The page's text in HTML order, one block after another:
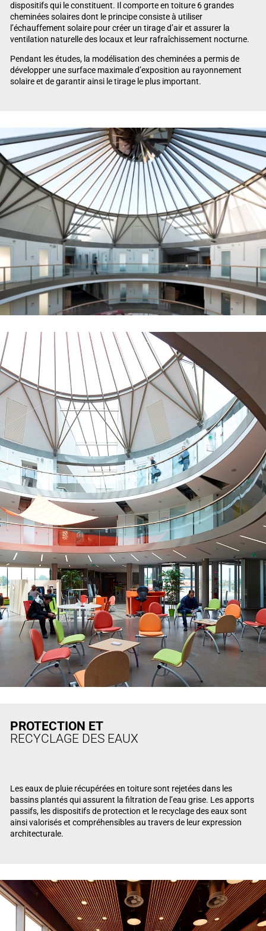
dispositifs qui le constituent. Il comporte en toiture 6 grandes
cheminées solaires dont le principe consiste à utiliser
l’échauffement solaire pour créer un tirage d’air et assurer la
ventilation naturelle des locaux et leur rafraîchissement nocturne.
Pendant les études, la modélisation des cheminées a permis de
développer une surface maximale d’exposition au rayonnement
solaire et de garantir ainsi le tirage le plus important.
PROTECTION ET
RECYCLAGE DES EAUX
Les eaux de pluie récupérées en toiture sont rejetées dans les
bassins plantés qui assurent la filtration de l’eau grise. Les apports
passifs, les dispositifs de protection et le recyclage des eaux sont
ainsi valorisés et compréhensibles au travers de leur expression
architecturale.